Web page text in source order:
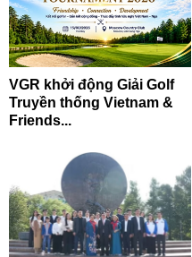
VGR khởi động Giải Golf
Truyền thống Vietnam &
Friends...